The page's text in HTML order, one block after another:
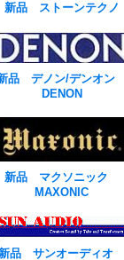
新品 ストーンテクノ
品 デノン/デンオン
DENON
新品 マクソニック
MAXONIC
品 サンオーディオ